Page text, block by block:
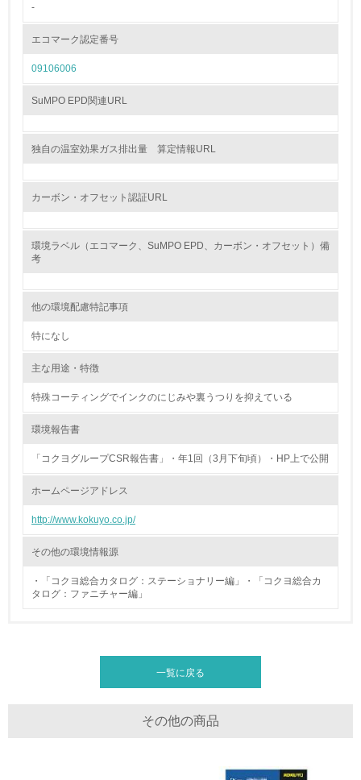
3.社会面の取り組み
<L1> 「人権・労働等」に関する方針、規定等を持ってい
24.
<L1> 「情報セキュリティ」に関する方針、規定等を持っ
ている
4.環境面・社会面の情報公開他
<L1> パンフレットやホームページ等で、自社の環境情報
り組みを積極的に公開・提供している
<L2>「２．環境への取り組み」に関する現状の数値や目標
<L2>「３．社会面の取り組み」に関する現状の数値や目標
30.
に関する確認・調査を実施している
-
エコマーク認定番号
09106006
SuMPO EPD関連URL
独自の温室効果ガス排出量 算定情報URL
カーボン・オフセット認証URL
環境ラベル（エコマーク、SuMPO EPD、カーボン・オフセット）備
考
他の環境配慮特記事項
特になし
主な用途・特徴
特殊コーティングでインクのにじみや裏うつりを抑えている
環境報告書
「コクヨグループCSR報告書」・年1回（3月下旬頃）・HP上で公開
ホームページアドレス
http://www.kokuyo.co.jp/
その他の環境情報源
・「コクヨ総合カタログ：ステーショナリー編」・「コクヨ総合カ
タログ：ファニチャー編」
コクヨグループは環境問題を避けて通ることのできない重要課題の一つ
として捉え、目指すべき方向や考え方を定めた環境ビジョンを策定してい
の原材料である木材については「木材調達基本方針」を定め、森林資源と
ます。 またそのほかに、飲料パック等の回収古紙・ECFパルプの採
一覧に戻る
その他の商品